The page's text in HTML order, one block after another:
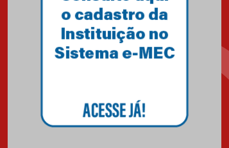
Semana Internacional
Mackenzie promove parcerias
internacionais
03.08.2026
03.08.2026